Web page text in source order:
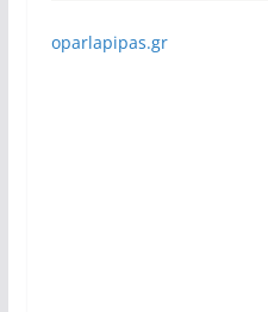
oparlapipas.gr